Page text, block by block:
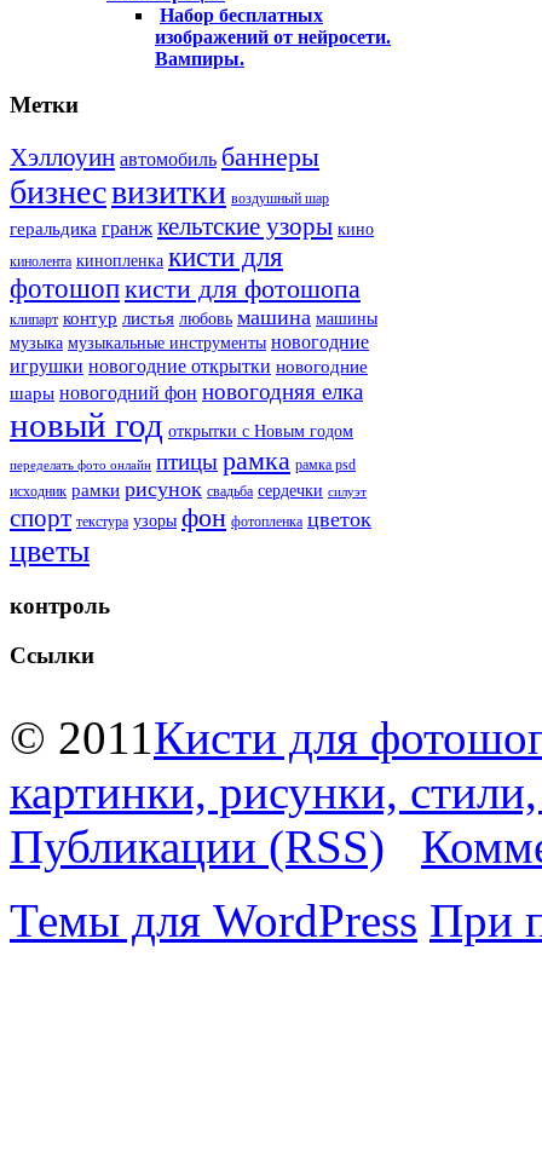
Набор бесплатных
изображений от нейросети.
Вампиры.
Метки
Хэллоуин автомобиль баннеры
бизнесвизитки воздушный шар
геральдика гранж кельтские узоры кино
кинолента кинопленка кисти для
фотошопкисти для фотошопа
клипарт контур листья любовь машина машины
музыка музыкальные инструменты новогодние
игрушки новогодние открытки новогодние
шары новогодний фон новогодняя елка
новый год открытки с Новым годом
переделать фото онлайн птицырамка рамка psd
исходник рамки рисунок свадьба сердечки силуэт
спорт текстура узоры фон фотопленка цветок
цветы
контроль
Ссылки
© 2011Кисти для
картинки, рисунки,
Публикации (RSS)
Темы для WordPress При